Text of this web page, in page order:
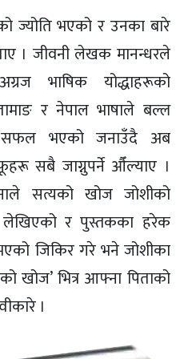
भएको र उनका बारे
। जीवनी लेखक मानन्धरले
भाषिक योद्धाहरूको
र नेपाल भाषाले बल्ल
सफल भएको जनाउँदै अब
सबै जाग्नुपर्ने औँल्याए ।
सत्यको खोज जोशीको
लेखिएको र पुस्तकका हरेक
जिकिर गरे भने जोशीका
खोज’ भित्र आफ्ना पिताको
।